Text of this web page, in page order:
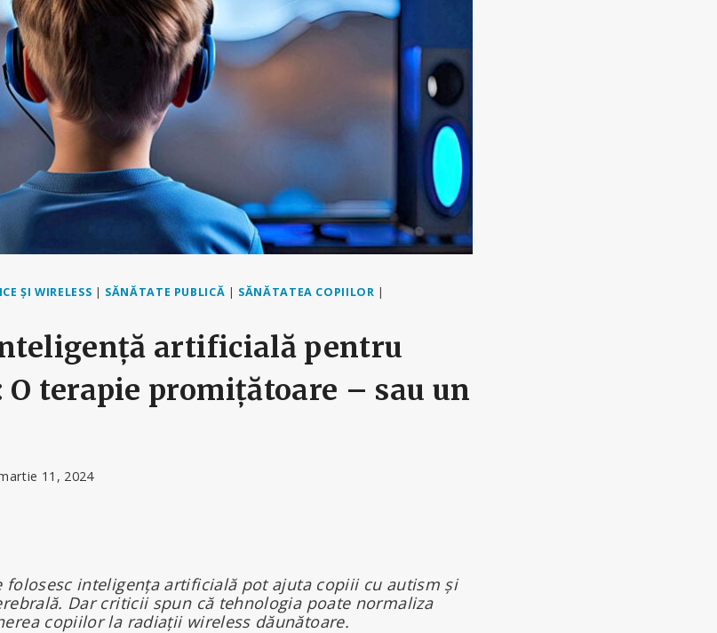
ȘI WIRELESS | SĂNĂTATE PUBLICĂ | SĂNĂTATEA COPIILOR |
artificială pentru
terapie promițătoare – sau un
11, 2024
folosesc inteligența artificială pot ajuta copiii cu autism și
Dar criticii spun că tehnologia poate normaliza
copiilor la radiații wireless dăunătoare.